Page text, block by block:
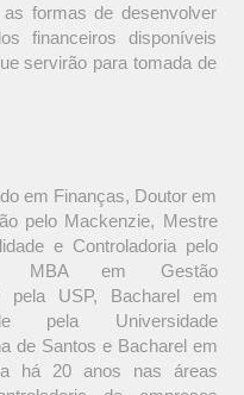
formas de desenvolver
financeiros disponíveis
servirão para tomada de
em Finanças, Doutor em
pelo Mackenzie, Mestre
e Controladoria pelo
MBA em Gestão
pela USP, Bacharel em
pela Universidade
de Santos e Bacharel em
há 20 anos nas áreas